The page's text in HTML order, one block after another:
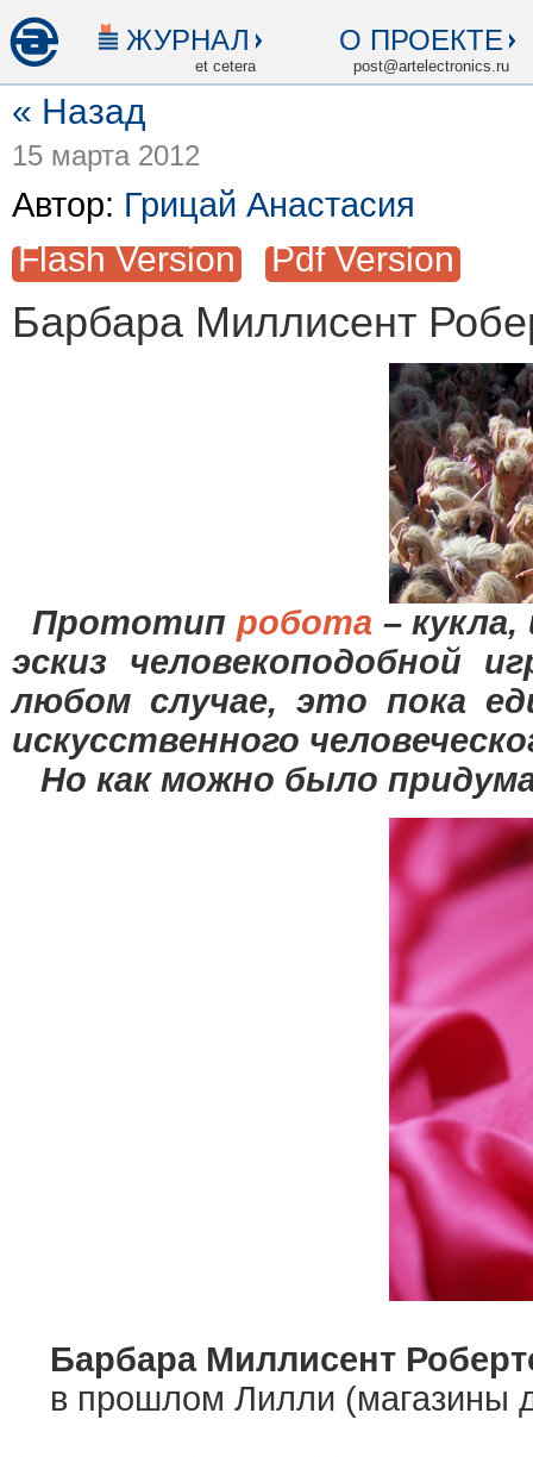
ЖУРНАЛ
et cetera
О ПРОЕКТЕ
post@artelectronics.ru
« Назад
15 марта 2012
Автор: Грицай Анастасия
Flash Version Pdf Version
Барбара Миллисент
Прототип робота–
эскиз человекоподобной
любом случае, это пока
искусственного
Но как можно было
Барбара Миллисент
в прошлом Лилли (магазины